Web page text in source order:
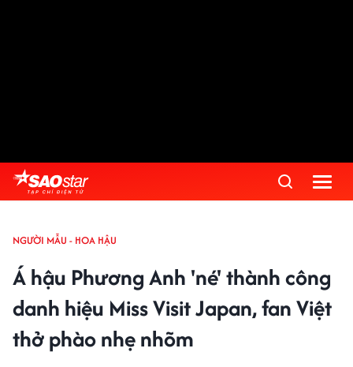
NGƯỜI MẪU - HOA HẬU
Á hậu Phương Anh 'né' thành công
danh hiệu Miss Visit Japan, fan Việt
thở phào nhẹ nhõm